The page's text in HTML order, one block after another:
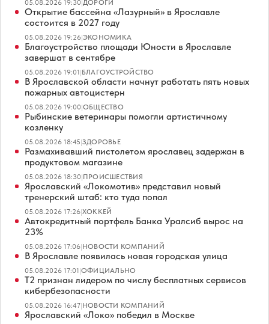
05.08.2026 19:30 ДОРОГИ
Открытие бассейна «Лазурный» в Ярославле
состоится в 2027 году
05.08.2026 19:26|ЭКОНОМИКА
Благоустройство площади Юности в Ярославле
завершат в сентябре
05.08.2026 19:01|БЛАГОУСТРОЙСТВО
В Ярославской области начнут работать пять новых
пожарных автоцистерн
05.08.2026 19:00|ОБЩЕСТВО
Рыбинские ветеринары помогли артистичному
козленку
05.08.2026 18:45|ЗДОРОВЬЕ
Размахивавший пистолетом ярославец задержан в
продуктовом магазине
05.08.2026 18:30|ПРОИСШЕСТВИЯ
Ярославский «Локомотив» представил новый
тренерский штаб: кто туда попал
05.08.2026 17:26|ХОККЕЙ
Автокредитный портфель Банка Уралсиб вырос на
23%
05.08.2026 17:06|НОВОСТИ КОМПАНИЙ
В Ярославле появилась новая городская улица
05.08.2026 17:01|ОФИЦИАЛЬНО
Т2 признан лидером по числу бесплатных сервисов
кибербезопасности
05.08.2026 16:47|НОВОСТИ КОМПАНИЙ
Ярославский «Локо» победил в Москве